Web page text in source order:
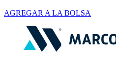
AGREGAR A LA BOLSA